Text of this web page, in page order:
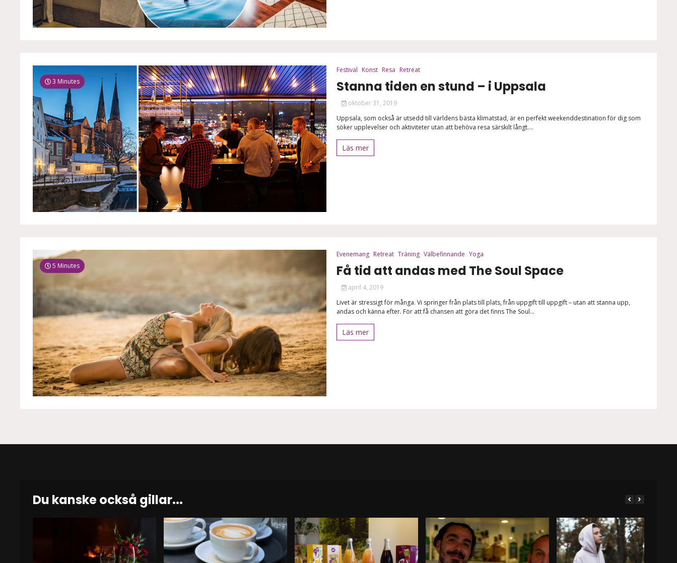
3 Minutes
Festival Konst Resa Retreat
Stanna tiden en stund – i Uppsala
oktober 31, 2019
Uppsala, som också är utsedd till världens bästa klimatstad, är en perfekt weekenddestination för dig som
söker upplevelser och aktiviteter utan att behöva resa särskilt långt....
Läs mer
5 Minutes
Evenemang Retreat Träning Välbefinnande Yoga
Få tid att andas med The Soul Space
april 4, 2019
Livet är stressigt för många. Vi springer från plats till plats, från uppgift till uppgift – utan att stanna upp,
andas och känna efter. För att få chansen att göra det finns The Soul...
Läs mer
Du kanske också gillar...